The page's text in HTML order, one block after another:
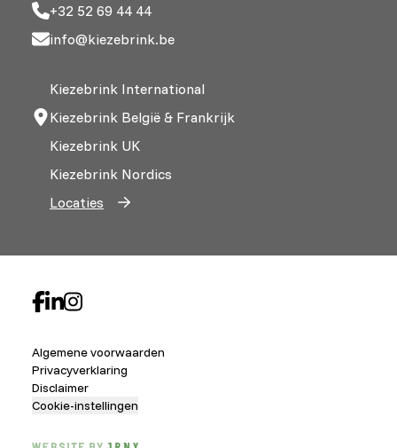
+32 52 69 44 44
info@kiezebrink.be
Kiezebrink International
Kiezebrink België & Frankrijk
Kiezebrink UK
Kiezebrink Nordics
Locaties
Algemene voorwaarden
Privacyverklaring
Disclaimer
Cookie-instellingen